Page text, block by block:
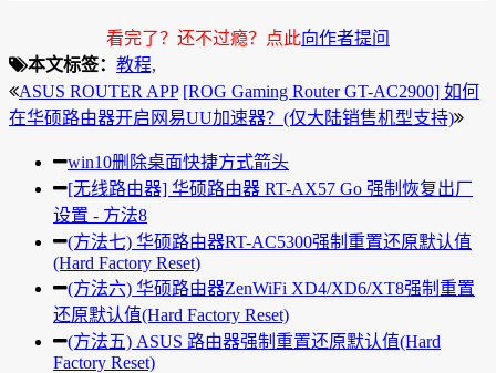
看完了？还不过瘾？点此向作者提问
本文标签： 教程,
ASUS ROUTER APP [ROG Gaming Router GT-AC2900] 如何
在华硕路由器开启网易UU加速器？(仅大陆销售机型支持)
win10删除桌面快捷方式箭头
[无线路由器] 华硕路由器 RT-AX57 Go 强制恢复出厂
设置 - 方法8
(方法七) 华硕路由器RT-AC5300强制重置还原默认值
(Hard Factory Reset)
(方法六) 华硕路由器ZenWiFi XD4/XD6/XT8强制重置
还原默认值(Hard Factory Reset)
(方法五) ASUS 路由器强制重置还原默认值(Hard
Factory Reset)